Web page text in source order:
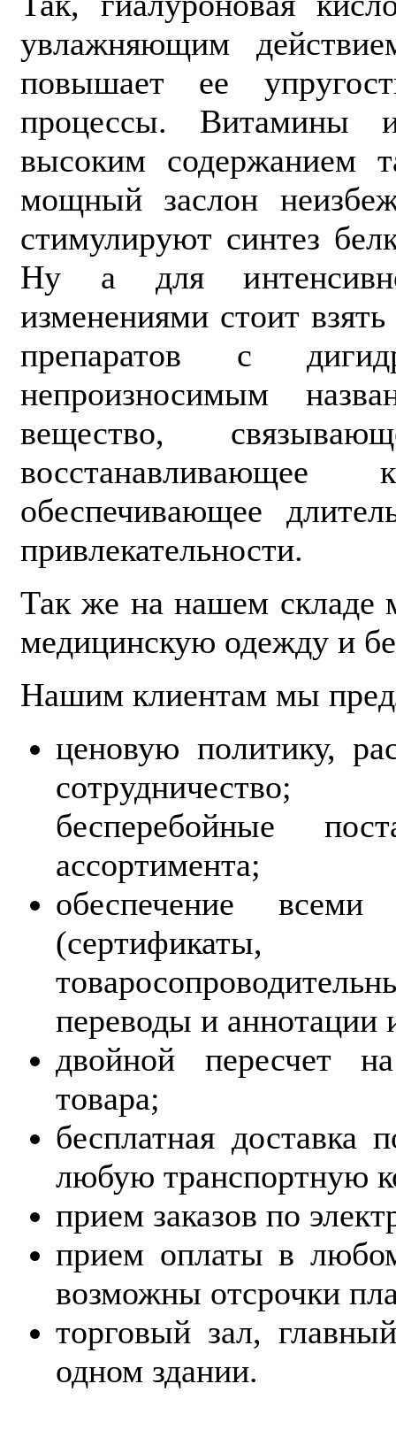
увлажняющим
повышает ее
процессы. Витамины
высоким содержанием
мощный заслон
стимулируют синтез
Ну а для
изменениями стоит
препаратов с
непроизносимым
вещество,
обеспечивающее
привлекательности.
Так же на нашем складе
медицинскую одежду и
Нашим клиентам мы
ценовую политику,
сотрудничество;
бесперебойные
ассортимента;
обеспечение
переводы и аннотации
двойной пересчет
товара;
бесплатная доставка
любую транспортную
прием заказов по
прием оплаты в
возможны отсрочки
торговый зал,
одном здании.